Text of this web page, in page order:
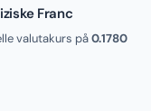
Franc
valutakurs på0.1780